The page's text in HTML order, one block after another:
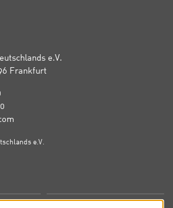
e.V.
Frankfurt
e.V.